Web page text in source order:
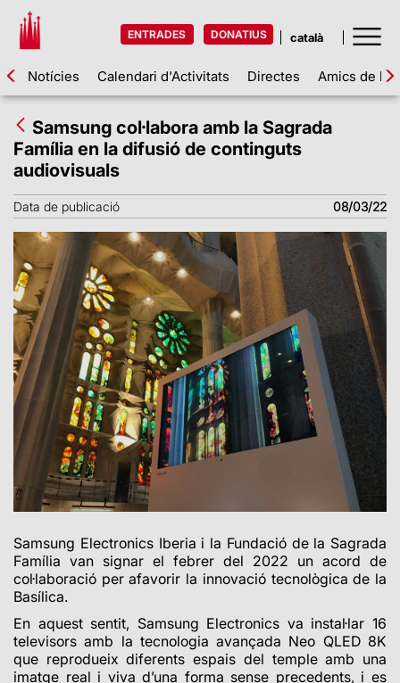
ENTRADES DONATIUS
Notícies Calendari d'Activitats Directes Amics de la
Samsung col·labora amb la Sagrada
Família en la difusió de continguts
audiovisuals
Data de publicació 08/03/22
Samsung Electronics Iberia i la Fundació de la Sagrada
Família van signar el febrer del 2022 un acord de
col·laboració per afavorir la innovació tecnològica de la
Basílica.
En aquest sentit, Samsung Electronics va instal·lar 16
televisors amb la tecnologia avançada Neo QLED 8K
que reprodueix diferents espais del temple amb una
imatge real i viva d’una forma sense precedents, i es